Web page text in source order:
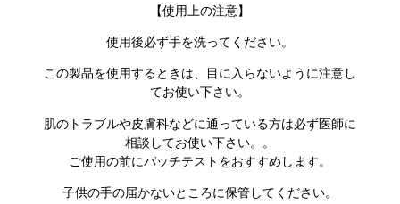
【使用上の注意】
使用後必ず手を洗ってください。
この製品を使用するときは、目に入らないように注意し
てお使い下さい。
肌のトラブルや皮膚科などに通っている方は必ず医師に
相談してお使い下さい。。
ご使用の前にパッチテストをおすすめします。
子供の手の届かないところに保管してください。